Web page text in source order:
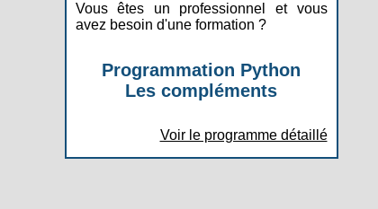
Vous êtes un professionnel et vous
avez besoin d'une formation ?
Programmation Python
Les compléments
Voir le programme détaillé